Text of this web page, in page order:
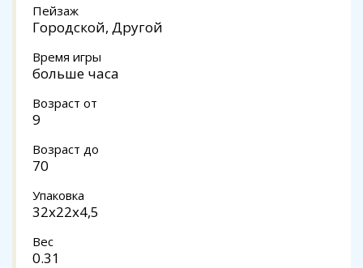
Пейзаж
Городской, Другой
Время игры
больше часа
Возраст от
9
Возраст до
70
Упаковка
32x22x4,5
Вес
0.31